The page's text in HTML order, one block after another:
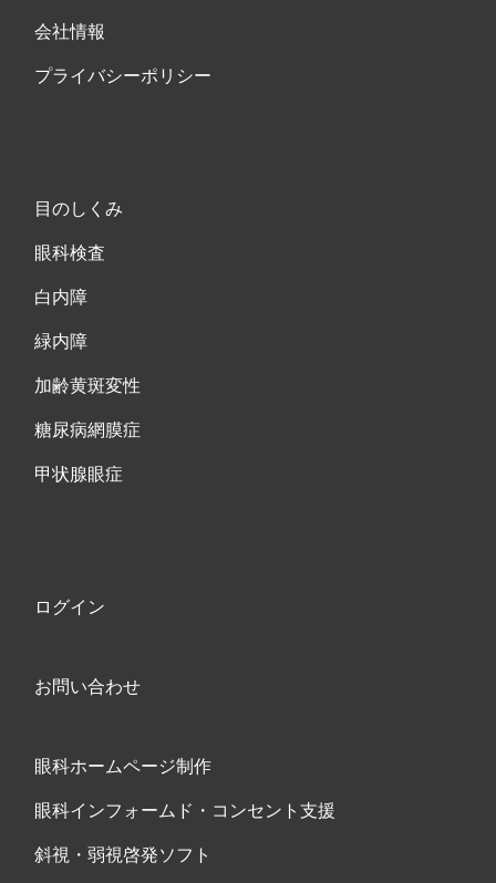
会社情報
プライバシーポリシー
目のしくみ
眼科検査
白内障
緑内障
加齢黄斑変性
糖尿病網膜症
甲状腺眼症
ログイン
お問い合わせ
眼科ホームページ制作
眼科インフォームド・コンセント支援
斜視・弱視啓発ソフト